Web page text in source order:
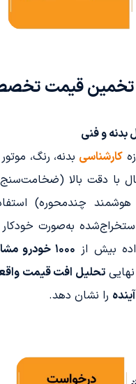
تخمین قیمت
بدنه و فنی
کارشناسی بدنه، رنگ،
چندمحوره)
به‌صورت خودکار
بیش از ۱۰۰۰ خودرو مشابه
تحلیل افت قیمت
را نشان دهد.